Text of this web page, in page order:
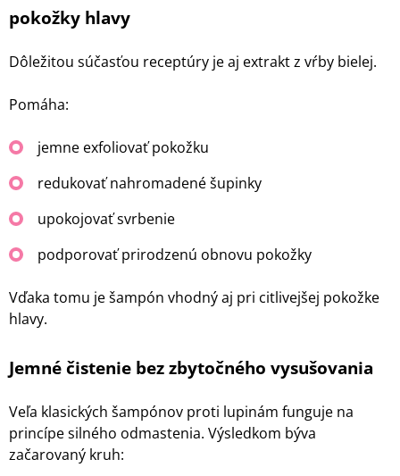
pokožky hlavy
Dôležitou súčasťou receptúry je aj extrakt z vŕby bielej.
Pomáha:
jemne exfoliovať pokožku
redukovať nahromadené šupinky
upokojovať svrbenie
podporovať prirodzenú obnovu pokožky
Vďaka tomu je šampón vhodný aj pri citlivejšej pokožke
hlavy.
Jemné čistenie bez zbytočného vysušovania
Veľa klasických šampónov proti lupinám funguje na
princípe silného odmastenia. Výsledkom býva
začarovaný kruh: